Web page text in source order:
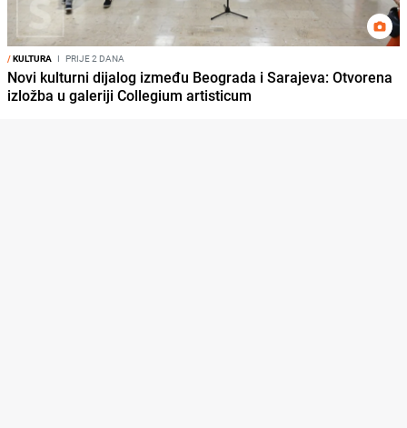
/KULTURA I PRIJE 2 DANA
Novi kulturni dijalog između Beograda i Sarajeva: Otvorena
izložba u galeriji Collegium artisticum